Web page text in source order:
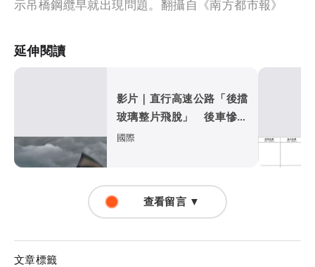
示吊橋鋼纜早就出現問題。翻攝自《南方都市報》
延伸閱讀
影片｜直行高速公路「後擋
玻璃整片飛脫」 後車慘遭
比亞迪擊落
國際
查看留言 ▼
文章標籤